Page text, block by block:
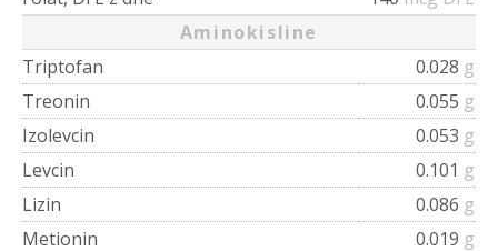
Aminokisline
Triptofan
0.028 g
Treonin
0.055 g
Izolevcin
0.053 g
Levcin
0.101 g
Lizin
0.086 g
Metionin
0.019 g